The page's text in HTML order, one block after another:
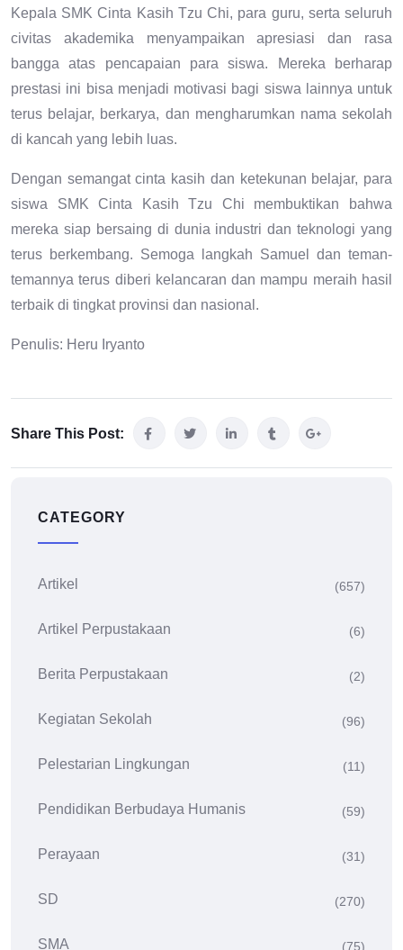
Kepala SMK Cinta Kasih Tzu Chi, para guru, serta seluruh
civitas akademika menyampaikan apresiasi dan rasa
bangga atas pencapaian para siswa. Mereka berharap
prestasi ini bisa menjadi motivasi bagi siswa lainnya untuk
terus belajar, berkarya, dan mengharumkan nama sekolah
di kancah yang lebih luas.
Dengan semangat cinta kasih dan ketekunan belajar, para
siswa SMK Cinta Kasih Tzu Chi membuktikan bahwa
mereka siap bersaing di dunia industri dan teknologi yang
terus berkembang. Semoga langkah Samuel dan teman-
temannya terus diberi kelancaran dan mampu meraih hasil
terbaik di tingkat provinsi dan nasional.
Penulis: Heru Iryanto
Share This Post:
CATEGORY
Artikel (657)
Artikel Perpustakaan (6)
Berita Perpustakaan (2)
Kegiatan Sekolah (96)
Pelestarian Lingkungan (11)
Pendidikan Berbudaya Humanis (59)
Perayaan (31)
SD (270)
SMA (75)